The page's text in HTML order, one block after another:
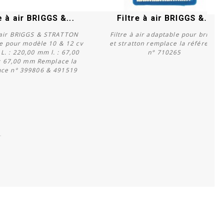
Acheter
à air BRIGGS &...
BRIGGS & STRATTON
pour modèle 10 & 12 cv
: 220,00 mm l. : 67,00
67,00 mm Remplace la
n° 399806 & 491519
Filtre à air BRIGGS &...
Filtre à air adaptable pour briggs
et stratton remplace la référence
n° 710265